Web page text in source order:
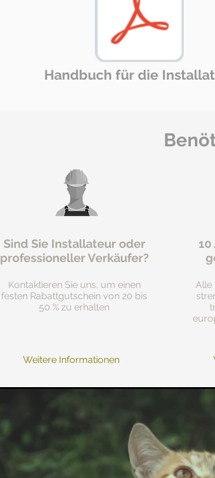
Handbuch für die
Installationsdatenblatt
Sind Sie Installateur oder
professioneller Verkäufer?
Kontaktieren Sie uns, um einen
festen Rabattgutschein von 20 bis
50 % zu erhalten
Alle
Weitere Informationen